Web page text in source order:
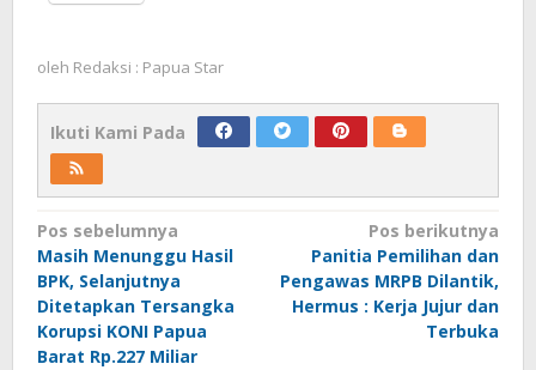
oleh Redaksi : Papua Star
Ikuti Kami Pada
Navigasi
pos
Pos sebelumnya
Masih Menunggu Hasil
BPK, Selanjutnya
Ditetapkan Tersangka
Korupsi KONI Papua
Barat Rp.227 Miliar
Pos berikutnya
Panitia Pemilihan dan
Pengawas MRPB Dilantik,
Hermus : Kerja Jujur dan
Terbuka